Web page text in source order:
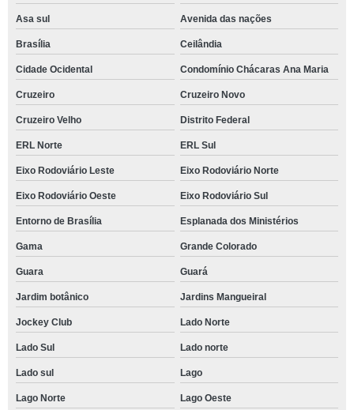
Asa sul Avenida das nações
Brasília Ceilândia
Cidade Ocidental Condomínio Chácaras Ana Maria
Cruzeiro Cruzeiro Novo
Cruzeiro Velho Distrito Federal
ERL Norte ERL Sul
Eixo Rodoviário Leste Eixo Rodoviário Norte
Eixo Rodoviário Oeste Eixo Rodoviário Sul
Entorno de Brasília Esplanada dos Ministérios
Gama Grande Colorado
Guara Guará
Jardim botânico Jardins Mangueiral
Jockey Club Lado Norte
Lado Sul Lado norte
Lado sul Lago
Lago Norte Lago Oeste